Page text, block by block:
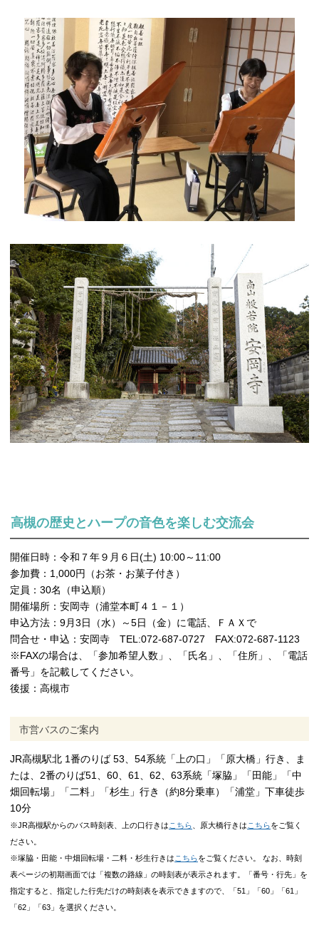
高槻の歴史とハープの音色を楽しむ交流会
開催日時：令和７年９月６日(土) 10:00～11:00
参加費：1,000円（お茶・お菓子付き）
定員：30名（申込順）
開催場所：安岡寺（浦堂本町４１－１）
申込方法：9月3日（水）～5日（金）に電話、ＦＡＸで
問合せ・申込：安岡寺 TEL:072-687-0727 FAX:072-687-1123
※FAXの場合は、「参加希望人数」、「氏名」、「住所」、「電話
番号」を記載してください。
後援：高槻市
市営バスのご案内
JR高槻駅北 1番のりば 53、54系統「上の口」「原大橋」行き、ま
たは、2番のりば51、60、61、62、63系統「塚脇」「田能」「中
畑回転場」「二料」「杉生」行き（約8分乗車）「浦堂」下車徒歩
10分
※JR高槻駅からのバス時刻表、上の口行きは こちら 、原大橋行きは こちらをご覧く
ださい。
※塚脇・田能・中畑回転場・二料・杉生行きは こちらをご覧ください。 なお、 時刻
表ページの初期画面では「複数の路線」の時刻表が表示されます。「番号・行先」を
指定すると、指定した行先だけの時刻表を表示できますので、「51」「60」「61」
「62 」「63」 を選択ください。